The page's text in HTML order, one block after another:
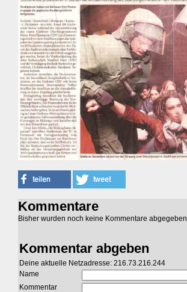
Kommentare
Bisher wurden noch keine Kommentare abgegeben.
Kommentar abgeben
Deine aktuelle Netzadresse: 216.73.216.244
Name
Kommentar